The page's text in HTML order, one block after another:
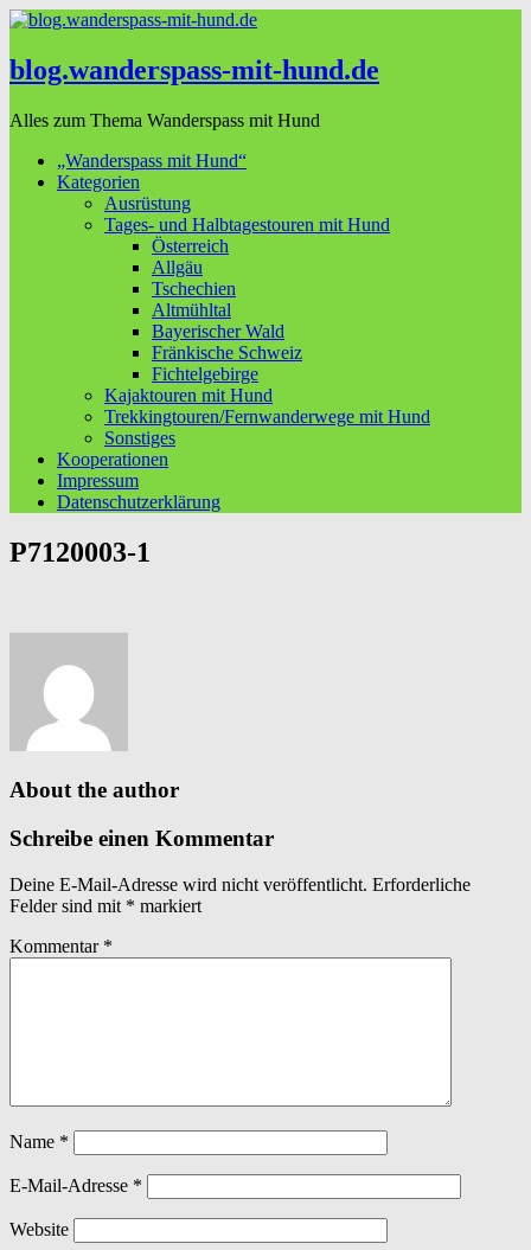
blog.wanderspass-mit-hund.de
Alles zum Thema Wanderspass mit Hund
„Wanderspass mit Hund“
Kategorien
Ausrüstung
Tages- und Halbtagestouren mit Hund
Österreich
Allgäu
Tschechien
Altmühltal
Bayerischer Wald
Fränkische Schweiz
Fichtelgebirge
Kajaktouren mit Hund
Trekkingtouren/Fernwanderwege mit Hund
Sonstiges
Kooperationen
Impressum
Datenschutzerklärung
P7120003-1
About the author
Schreibe einen Kommentar
Deine E-Mail-Adresse wird nicht veröffentlicht. Erforderliche
Felder sind mit * markiert
Kommentar *
Name *
E-Mail-Adresse *
Website